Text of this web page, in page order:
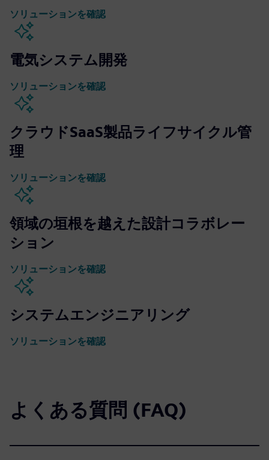
ソリューションを確認
電気システム開発
ソリューションを確認
クラウドSaaS製品ライフサイクル管
理
ソリューションを確認
領域の垣根を越えた設計コラボレー
ション
ソリューションを確認
システムエンジニアリング
ソリューションを確認
よくある質問 (FAQ)